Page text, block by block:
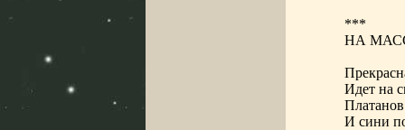
***
НА
Идет на
И сини